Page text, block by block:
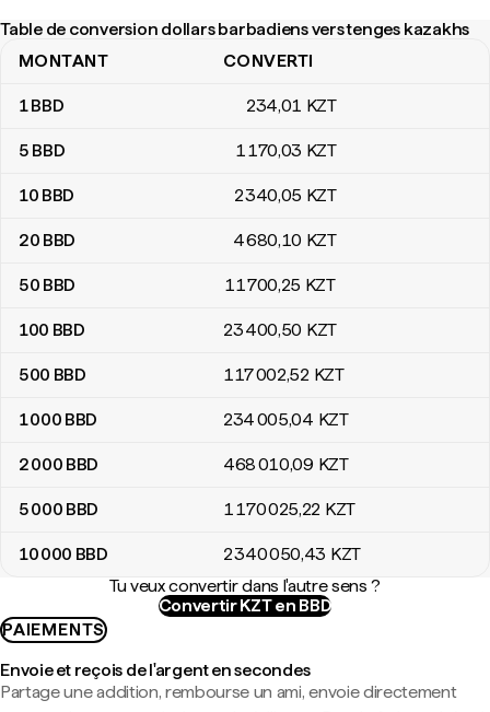
Table de conversion dollars barbadiens vers tenges kazakhs
Table de conversion dollars barbadiens vers tenges kazakhs
MONTANT CONVERTI
1BBD 234,01 KZT
5 BBD 1 170,03 KZT
10 BBD 2 340,05 KZT
20 BBD 4 680,10 KZT
50 BBD 11 700,25 KZT
100 BBD 23 400,50 KZT
500 BBD 117 002,52 KZT
1 000 BBD 234 005,04 KZT
2 000 BBD 468 010,09 KZT
5 000 BBD 1 170 025,22 KZT
10 000 BBD 2 340 050,43 KZT
Tu veux convertir dans l'autre sens ?
Convertir KZT en BBD
PAIEMENTS
Envoie et reçois de l'argent en secondes
Partage une addition, rembourse un ami, envoie directement